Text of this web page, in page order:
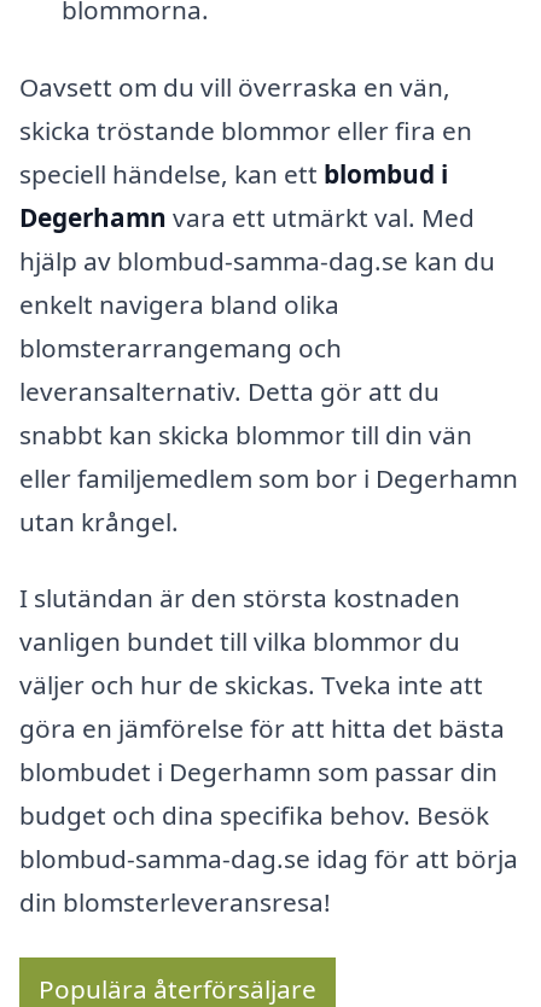
blommorna.
Oavsett om du vill överraska en vän,
skicka tröstande blommor eller fira en
speciell händelse, kan ett blombud i
Degerhamn vara ett utmärkt val. Med
hjälp av blombud-samma-dag.se kan du
enkelt navigera bland olika
blomsterarrangemang och
leveransalternativ. Detta gör att du
snabbt kan skicka blommor till din vän
eller familjemedlem som bor i Degerhamn
utan krångel.
I slutändan är den största kostnaden
vanligen bundet till vilka blommor du
väljer och hur de skickas. Tveka inte att
göra en jämförelse för att hitta det bästa
blombudet i Degerhamn som passar din
budget och dina specifika behov. Besök
blombud-samma-dag.se idag för att börja
din blomsterleveransresa!
Populära återförsäljare